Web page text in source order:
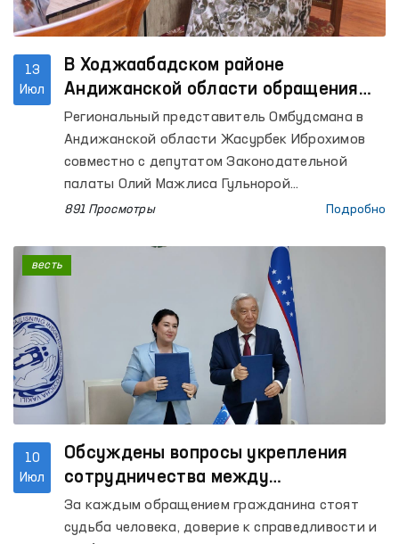
13
Июл
В Ходжаабадском районе
Андижанской области обращения
граждан изучены на уровне местных
сообществ
Региональный представитель Омбудсмана в
Андижанской области Жасурбек Иброхимов
совместно с депутатом Законодательной
палаты Олий Мажлиса Гульнорой
Абдувохидовой организовал выездной приём в
с целью изучения обращений граждан на
месте.
891 Просмотры Подробно
10
Июл
Обсуждены вопросы укрепления
сотрудничества между
Омбудсманом и Конституционным
судом при рассмотрении обращений
За каждым обращением гражданина стоят
судьба человека, доверие к справедливости и
весть